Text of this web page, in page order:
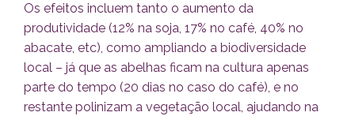
Os efeitos incluem tanto o aumento da
produtividade (12% na soja, 17% no café, 40% no
abacate, etc), como ampliando a biodiversidade
local – já que as abelhas ficam na cultura apenas
parte do tempo (20 dias no caso do café), e no
restante polinizam a vegetação local, ajudando na